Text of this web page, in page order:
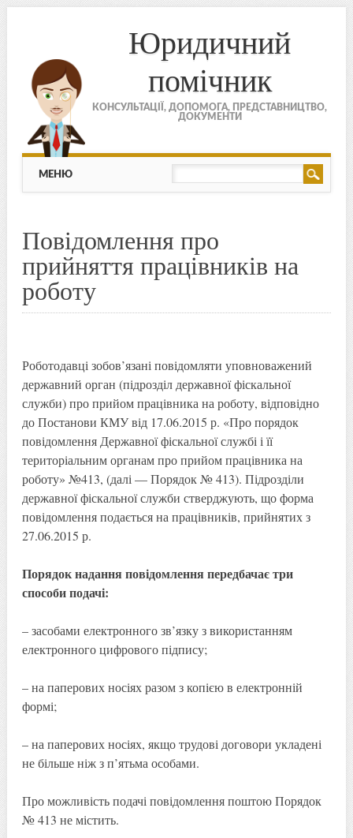
Юридичний
помічник
КОНСУЛЬТАЦІЇ, ДОПОМОГА, ПРЕДСТАВНИЦТВО,
ДОКУМЕНТИ
МЕНЮ
Skip to content
МЕНЮ
Повідомлення про
прийняття працівників на
роботу
Роботодавці зобов’язані повідомляти уповноважений
державний орган (підрозділ державної фіскальної
служби) про прийом працівника на роботу, відповідно
до Постанови КМУ від 17.06.2015 р. «Про порядок
повідомлення Державної фіскальної службі і її
територіальним органам про прийом працівника на
роботу» №413, (далі — Порядок № 413). Підрозділи
державної фіскальної служби стверджують, що форма
повідомлення подається на працівників, прийнятих з
27.06.2015 р.
Порядок надання повідомлення передбачає три
способи подачі:
– засобами електронного зв’язку з використанням
електронного цифрового підпису;
– на паперових носіях разом з копією в електронній
формі;
– на паперових носіях, якщо трудові договори укладені
не більше ніж з п’ятьма особами.
Про можливість подачі повідомлення поштою Порядок
№ 413 не містить.